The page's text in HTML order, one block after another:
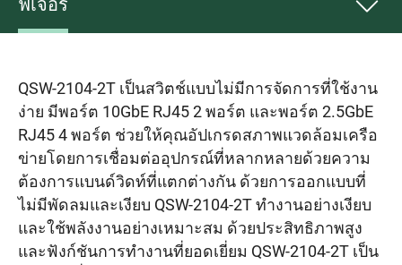
QSW-2104-2T เป็นสวิตช์แบบไม่มีการจัดการที่ใช้งาน
ง่าย มีพอร์ต 10GbE RJ45 2 พอร์ต และพอร์ต 2.5GbE
RJ45 4 พอร์ต ช่วยให้คุณอัปเกรดสภาพแวดล้อมเครือ
ข่ายโดยการเชื่อมต่ออุปกรณ์ที่หลากหลายด้วยความ
ต้องการแบนด์วิดท์ที่แตกต่างกัน ด้วยการออกแบบที่
ไม่มีพัดลมและเงียบ QSW-2104-2T ทำงานอย่างเงียบ
และใช้พลังงานอย่างเหมาะสม ด้วยประสิทธิภาพสูง
และฟังก์ชันการทำงานที่ยอดเยี่ยม QSW-2104-2T เป็น